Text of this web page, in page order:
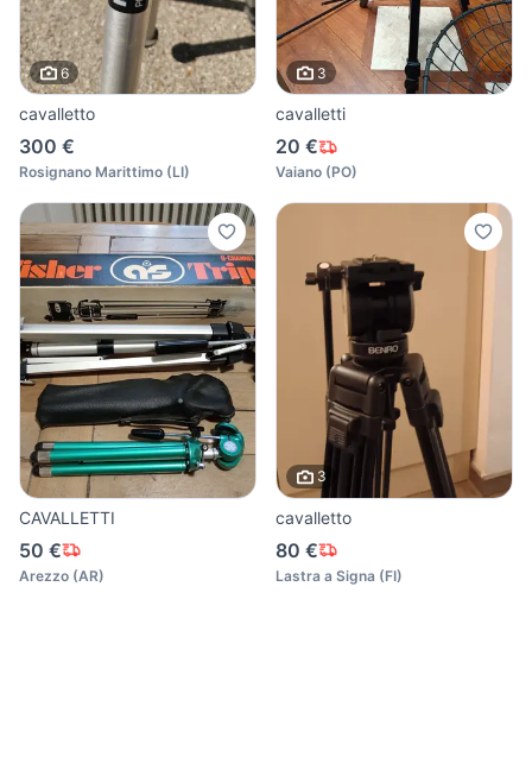
6
cavalletto
300 €
Rosignano Marittimo (LI)
3
cavalletti
20 €
Vaiano (PO)
CAVALLETTI
50 €
Arezzo (AR)
3
cavalletto
80 €
Lastra a Signa (FI)